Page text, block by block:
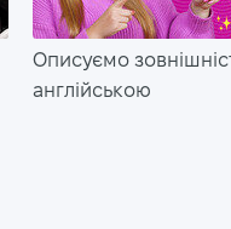
Описуємо
англійською